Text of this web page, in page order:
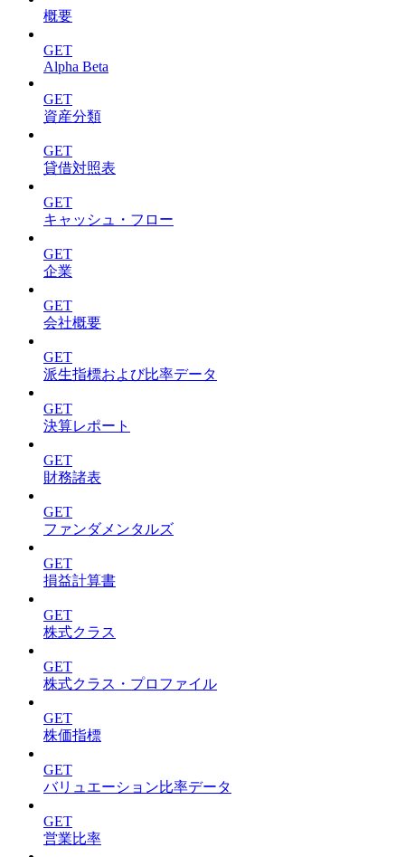
概要
GET
Alpha Beta
GET
資産分類
GET
貸借対照表
GET
キャッシュ・フロー
GET
企業
GET
会社概要
GET
派生指標および比率データ
GET
決算レポート
GET
財務諸表
GET
ファンダメンタルズ
GET
損益計算書
GET
株式クラス
GET
株式クラス・プロファイル
GET
株価指標
GET
バリュエーション比率データ
GET
営業比率